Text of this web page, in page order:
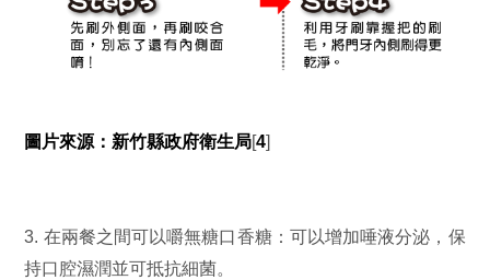
圖片來源：新竹縣政府衛生局[4]
3. 在兩餐之間可以嚼無糖口香糖：可以增加唾液分泌，保
持口腔濕潤並可抵抗細菌。